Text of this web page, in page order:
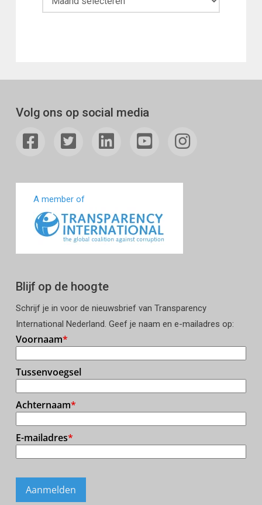
Volg ons op social media
A member of
Blijf op de hoogte
Schrijf je in voor de nieuwsbrief van Transparency
International Nederland. Geef je naam en e-mailadres op: